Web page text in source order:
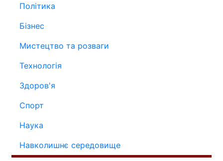
Політика
Бізнес
Мистецтво та розваги
Технологія
Здоров'я
Спорт
Наука
Навколишнє середовище